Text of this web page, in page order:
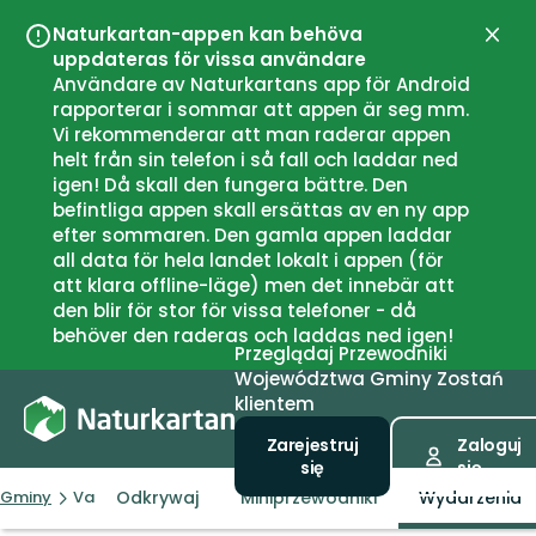
Naturkartan-appen kan behöva
uppdateras för vissa användare
Användare av Naturkartans app för Android
rapporterar i sommar att appen är seg mm.
Vi rekommenderar att man raderar appen
helt från sin telefon i så fall och laddar ned
igen! Då skall den fungera bättre. Den
befintliga appen skall ersättas av en ny app
efter sommaren. Den gamla appen laddar
all data för hela landet lokalt i appen (för
att klara offline-läge) men det innebär att
den blir för stor för vissa telefoner - då
behöver den raderas och laddas ned igen!
Przeglądaj Przewodniki
Województwa Gminy Zostań
klientem
Zarejestruj
się
Zaloguj
się
Gminy VaggerydOdkrywaj Miniprzewodniki Wydarzenia